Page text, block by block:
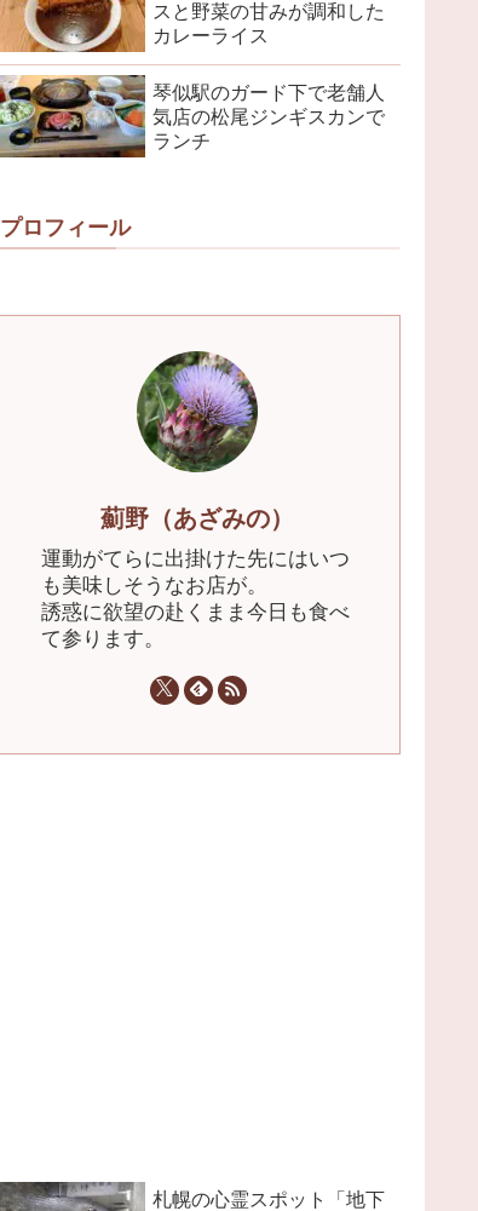
スと野菜の甘みが調和した
カレーライス
琴似駅のガード下で老舗人
気店の松尾ジンギスカンで
ランチ
プロフィール
薊野（あざみの）
運動がてらに出掛けた先にはいつ
も美味しそうなお店が。
誘惑に欲望の赴くまま今日も食べ
て参ります。
札幌の心霊スポット「地下